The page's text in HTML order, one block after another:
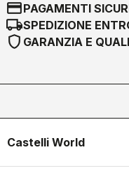
credit_cardPAGAMENTI
local_shippingSPEDIZIONE
shield GARANZIA E
Castelli World